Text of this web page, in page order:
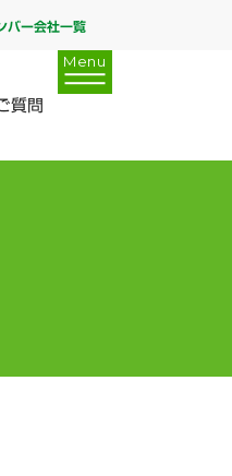
バー会社一覧
質問